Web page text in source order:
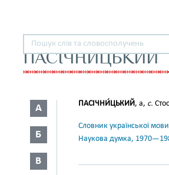
ПАСІЧНИЦЬКИЙ
А
Б
В
ПАСІЧНИ́ЦЬКИЙ, а, с.
Словник української
Наукова думка,